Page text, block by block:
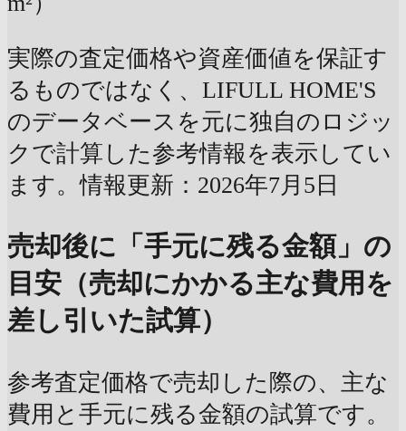
実際の査定価格や資産価値を保証す
るものではなく、LIFULL HOME'S
のデータベースを元に独自のロジッ
クで計算した参考情報を表示してい
ます。情報更新：2026年7月5日
売却後に「手元に残る金額」の
目安（売却にかかる主な費用を
差し引いた試算）
参考査定価格で売却した際の、主な
費用と手元に残る金額の試算です。